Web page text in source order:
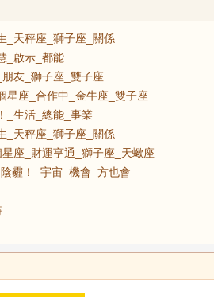
_天秤座_獅子座_關係
_啟示_都能
友_獅子座_雙子座
星座_合作中_金牛座_雙子座
_生活_總能_事業
_天秤座_獅子座_關係
座_財運亨通_獅子座_天蠍座
霾！_宇宙_機會_方也會